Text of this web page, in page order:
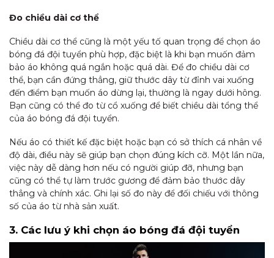
Đo chiều dài cơ thể
Chiều dài cơ thể cũng là một yếu tố quan trọng để chọn áo
bóng đá đội tuyển phù hợp, đặc biệt là khi bạn muốn đảm
bảo áo không quá ngắn hoặc quá dài. Để đo chiều dài cơ
thể, bạn cần đứng thẳng, giữ thước dây từ đỉnh vai xuống
đến điểm bạn muốn áo dừng lại, thường là ngay dưới hông.
Bạn cũng có thể đo từ cổ xuống để biết chiều dài tổng thể
của áo bóng đá đội tuyển.
Nếu áo có thiết kế đặc biệt hoặc bạn có sở thích cá nhân về
độ dài, điều này sẽ giúp bạn chọn đúng kích cỡ. Một lần nữa,
việc này dễ dàng hơn nếu có người giúp đỡ, nhưng bạn
cũng có thể tự làm trước gương để đảm bảo thước dây
thẳng và chính xác. Ghi lại số đo này để đối chiếu với thông
số của áo từ nhà sản xuất.
3. Các lưu ý khi chọn áo bóng đá đội tuyển